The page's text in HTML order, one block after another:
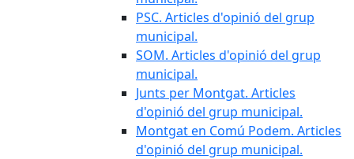
PSC. Articles d'opinió del grup
municipal.
SOM. Articles d'opinió del grup
municipal.
Junts per Montgat. Articles
d'opinió del grup municipal.
Montgat en Comú Podem. Articles
d'opinió del grup municipal.